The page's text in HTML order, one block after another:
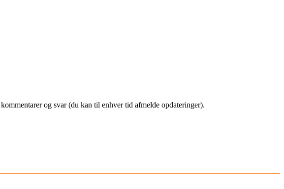
og svar (du kan til enhver tid afmelde opdateringer).